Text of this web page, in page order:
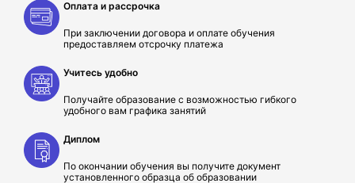
Оплата и рассрочка
При заключении договора и оплате обучения
предоставляем отсрочку платежа
Учитесь удобно
Получайте образование с возможностью гибкого
удобного вам графика занятий
Диплом
По окончании обучения вы получите документ
установленного образца об образовании